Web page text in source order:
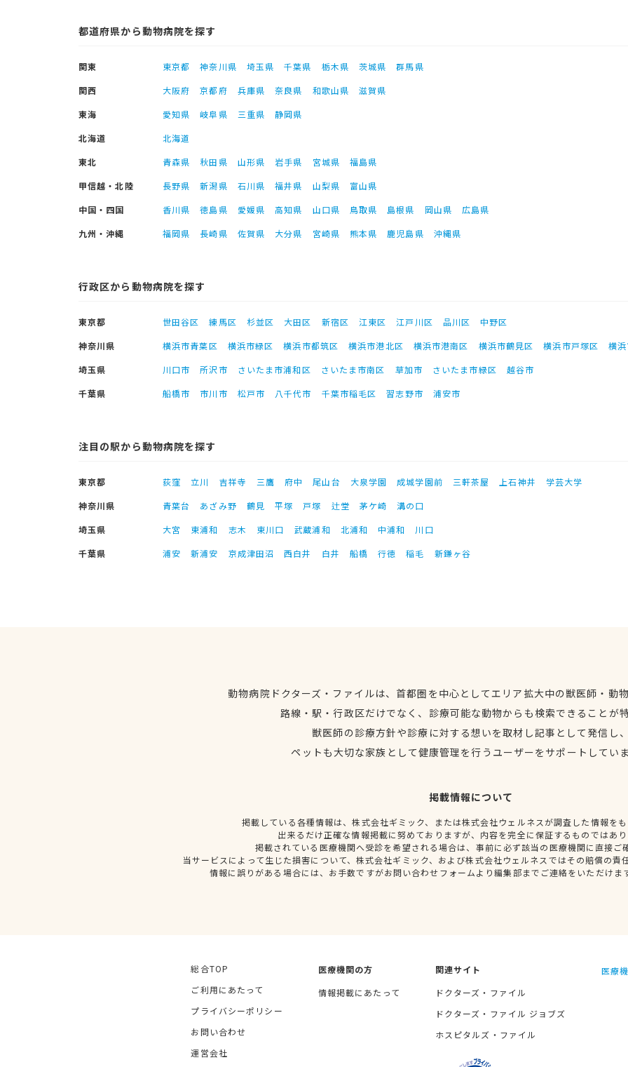
都道府県から動物病院を探す
関東 東京都 神奈川県 埼玉県 千葉県 栃木県 茨城県
群馬県
関西
大阪府 京都府 兵庫県 奈良県 和歌山県
滋賀県
東海
愛知県 岐阜県 三重県
静岡県
北海道
北海道
東北
青森県 秋田県 山形県 岩手県 宮城県
福島県
甲信越・北陸
長野県 新潟県 石川県 福井県 山梨県
富山県
中国・四国
香川県 徳島県 愛媛県 高知県 山口県 鳥取県 島根県 岡山県
広島県
九州・沖縄
福岡県 長崎県 佐賀県 大分県 宮崎県 熊本県 鹿児島県 沖縄県
行政区から動物病院を探す
東京都 世田谷区 練馬区 杉並区 大田区 新宿区 江東区 江戸川区 品川区
中野区
神奈川県
横浜市青葉区 横浜市緑区 横浜市都筑区 横浜市港北区 横浜市港南区 横浜市鶴見区 横浜市戸塚区
横
埼玉県
川口市 所沢市 さいたま市浦和区 さいたま市南区 草加市 さいたま市緑区
越谷市
千葉県
船橋市 市川市 松戸市 八千代市 千葉市稲毛区 習志野市 浦安市
注目の駅から動物病院を探す
東京都 荻窪 立川 吉祥寺 三鷹 府中 尾山台 大泉学園 成城学園前 三軒茶屋 上石神井
学芸大学
神奈川県
青葉台 あざみ野 鶴見 平塚 戸塚 辻堂 茅ケ崎
溝の口
埼玉県
大宮 東浦和 志木 東川口 武蔵浦和 北浦和 中浦和
川口
千葉県
浦安 新浦安 京成津田沼 西白井 白井 船橋 行徳 稲毛 新鎌ヶ谷
動物病院ドクターズ・ファイルは、首都圏を中心としてエリア拡大中の獣医師・動
路線・駅・行政区だけでなく、診療可能な動物からも検索できることが
獣医師の診療方針や診療に対する想いを取材し記事として発信し
ペットも大切な家族として健康管理を行うユーザーをサポートしてい
掲載情報について
掲載している各種情報は、株式会社ギミック、または株式会社ウェルネスが調査した情報を
出来るだけ正確な情報掲載に努めておりますが、内容を完全に保証するものではあ
掲載されている医療機関へ受診を希望される場合は、事前に必ず該当の医療機関に直接ご
当サービスによって生じた損害について、株式会社ギミック、および株式会社ウェルネスではその賠償の責
情報に誤りがある場合には、お手数ですがお問い合わせフォームより編集部までご連絡をいただけま
総合TOP
ご利用にあたって
プライバシーポリシー
お問い合わせ
運営会社
医療機関の方
情報掲載にあたって
関連サイト
ドクターズ・ファイル
ドクターズ・ファイル ジョブズ
ホスピタルズ・ファイル
医療